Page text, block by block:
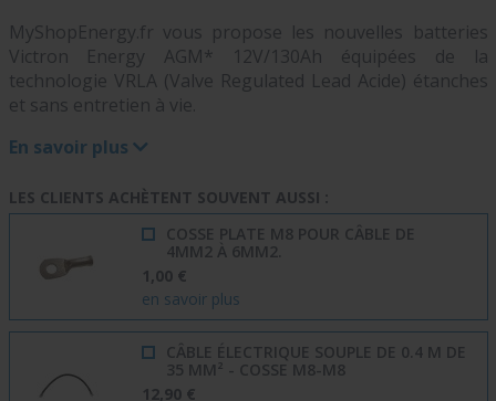
MyShopEnergy.fr vous propose les nouvelles batteries
Victron Energy AGM* 12V/130Ah équipées de la
technologie VRLA (Valve Regulated Lead Acide) étanches
et sans entretien à vie.
En savoir plus
LES CLIENTS ACHÈTENT SOUVENT AUSSI :
COSSE PLATE M8 POUR CÂBLE DE
4MM2 À 6MM2.
1,00 €
en savoir plus
CÂBLE ÉLECTRIQUE SOUPLE DE 0.4 M DE
35 MM² - COSSE M8-M8
12,90 €